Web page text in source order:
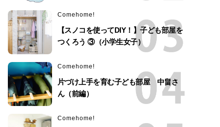
Comehome!
【スノコを使ってDIY！】子ども部屋を
つくろう ③（小学生女子）
Comehome!
片づけ上手を育む子ども部屋 中畠さ
ん（前編）
Comehome!